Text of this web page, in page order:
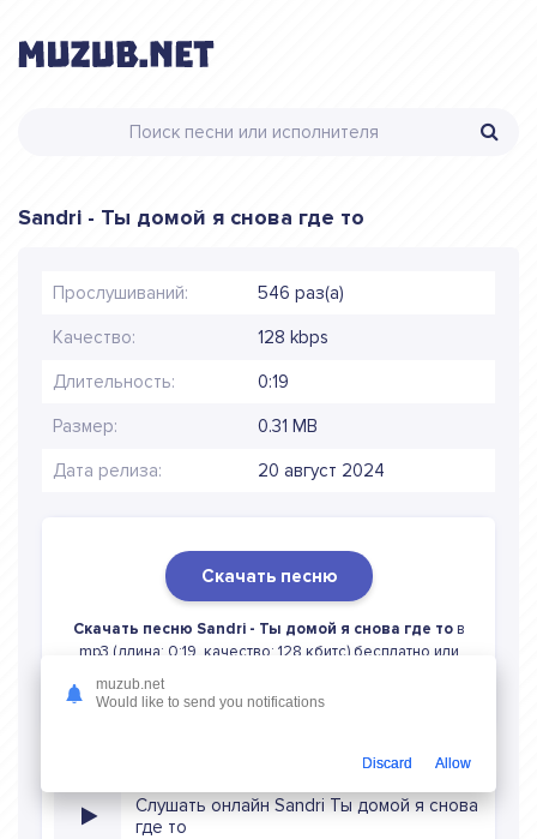
Sandri - Ты домой я снова где то
Прослушиваний: 546 раз(а)
Качество: 128 kbps
Длительность: 0:19
Размер: 0.31 MB
Дата релиза: 20 август 2024
Скачать песню
Скачать песню Sandri - Ты домой я снова где тов
mp3 (длина: 0:19, качество: 128 кбитс) бесплатно или
слушать музыку в режиме онлайн
Слушать онлайн Sandri Ты домой я снова
где то
muzub.net
Would like to send you notifications
Discard Allow